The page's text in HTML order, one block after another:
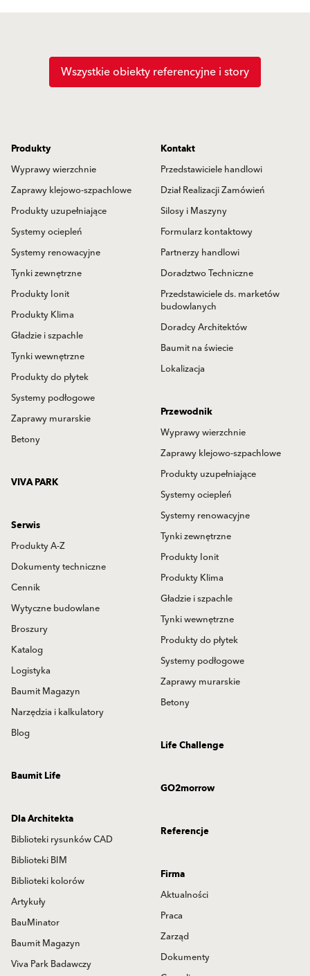
Wszystkie obiekty referencyjne i story
Produkty
Wyprawy wierzchnie
Zaprawy klejowo-szpachlowe
Produkty uzupełniające
Systemy ociepleń
Systemy renowacyjne
Tynki zewnętrzne
Produkty Ionit
Produkty Klima
Gładzie i szpachle
Tynki wewnętrzne
Produkty do płytek
Systemy podłogowe
Zaprawy murarskie
Betony
Kontakt
Przedstawiciele handlowi
Dział Realizacji Zamówień
Silosy i Maszyny
Formularz kontaktowy
Partnerzy handlowi
Doradztwo Techniczne
Przedstawiciele ds. marketów
budowlanych
Doradcy Architektów
Baumit na świecie
Lokalizacja
Przewodnik
Wyprawy wierzchnie
Zaprawy klejowo-szpachlowe
Produkty uzupełniające
Systemy ociepleń
Systemy renowacyjne
Tynki zewnętrzne
Produkty Ionit
Produkty Klima
Gładzie i szpachle
Tynki wewnętrzne
Produkty do płytek
Systemy podłogowe
Zaprawy murarskie
Betony
VIVA PARK
Serwis
Produkty A-Z
Dokumenty techniczne
Cennik
Wytyczne budowlane
Broszury
Katalog
Logistyka
Baumit Magazyn
Narzędzia i kalkulatory
Blog
Life Challenge
Baumit Life
GO2morrow
Dla Architekta
Biblioteki rysunków CAD
Biblioteki BIM
Biblioteki kolorów
Artykuły
BauMinator
Baumit Magazyn
Viva Park Badawczy
Referencje
Firma
Aktualności
Praca
Zarząd
Dokumenty